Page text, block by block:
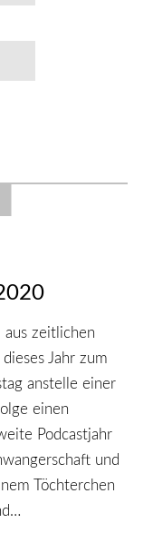
aus zeitlichen
Jahr zum
anstelle einer
einen
Podcastjahr
und
Töchterchen